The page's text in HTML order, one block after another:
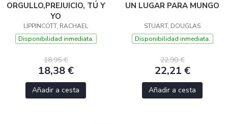
ORGULLO,PREJUICIO, TÚ Y
YO
LIPPINCOTT, RACHAEL
Disponibilidad inmediata.
18,95 €
18,38 €
Añadir a cesta
UN LUGAR PARA MUNGO
STUART, DOUGLAS
Disponibilidad inmediata.
22,90 €
22,21 €
Añadir a cesta